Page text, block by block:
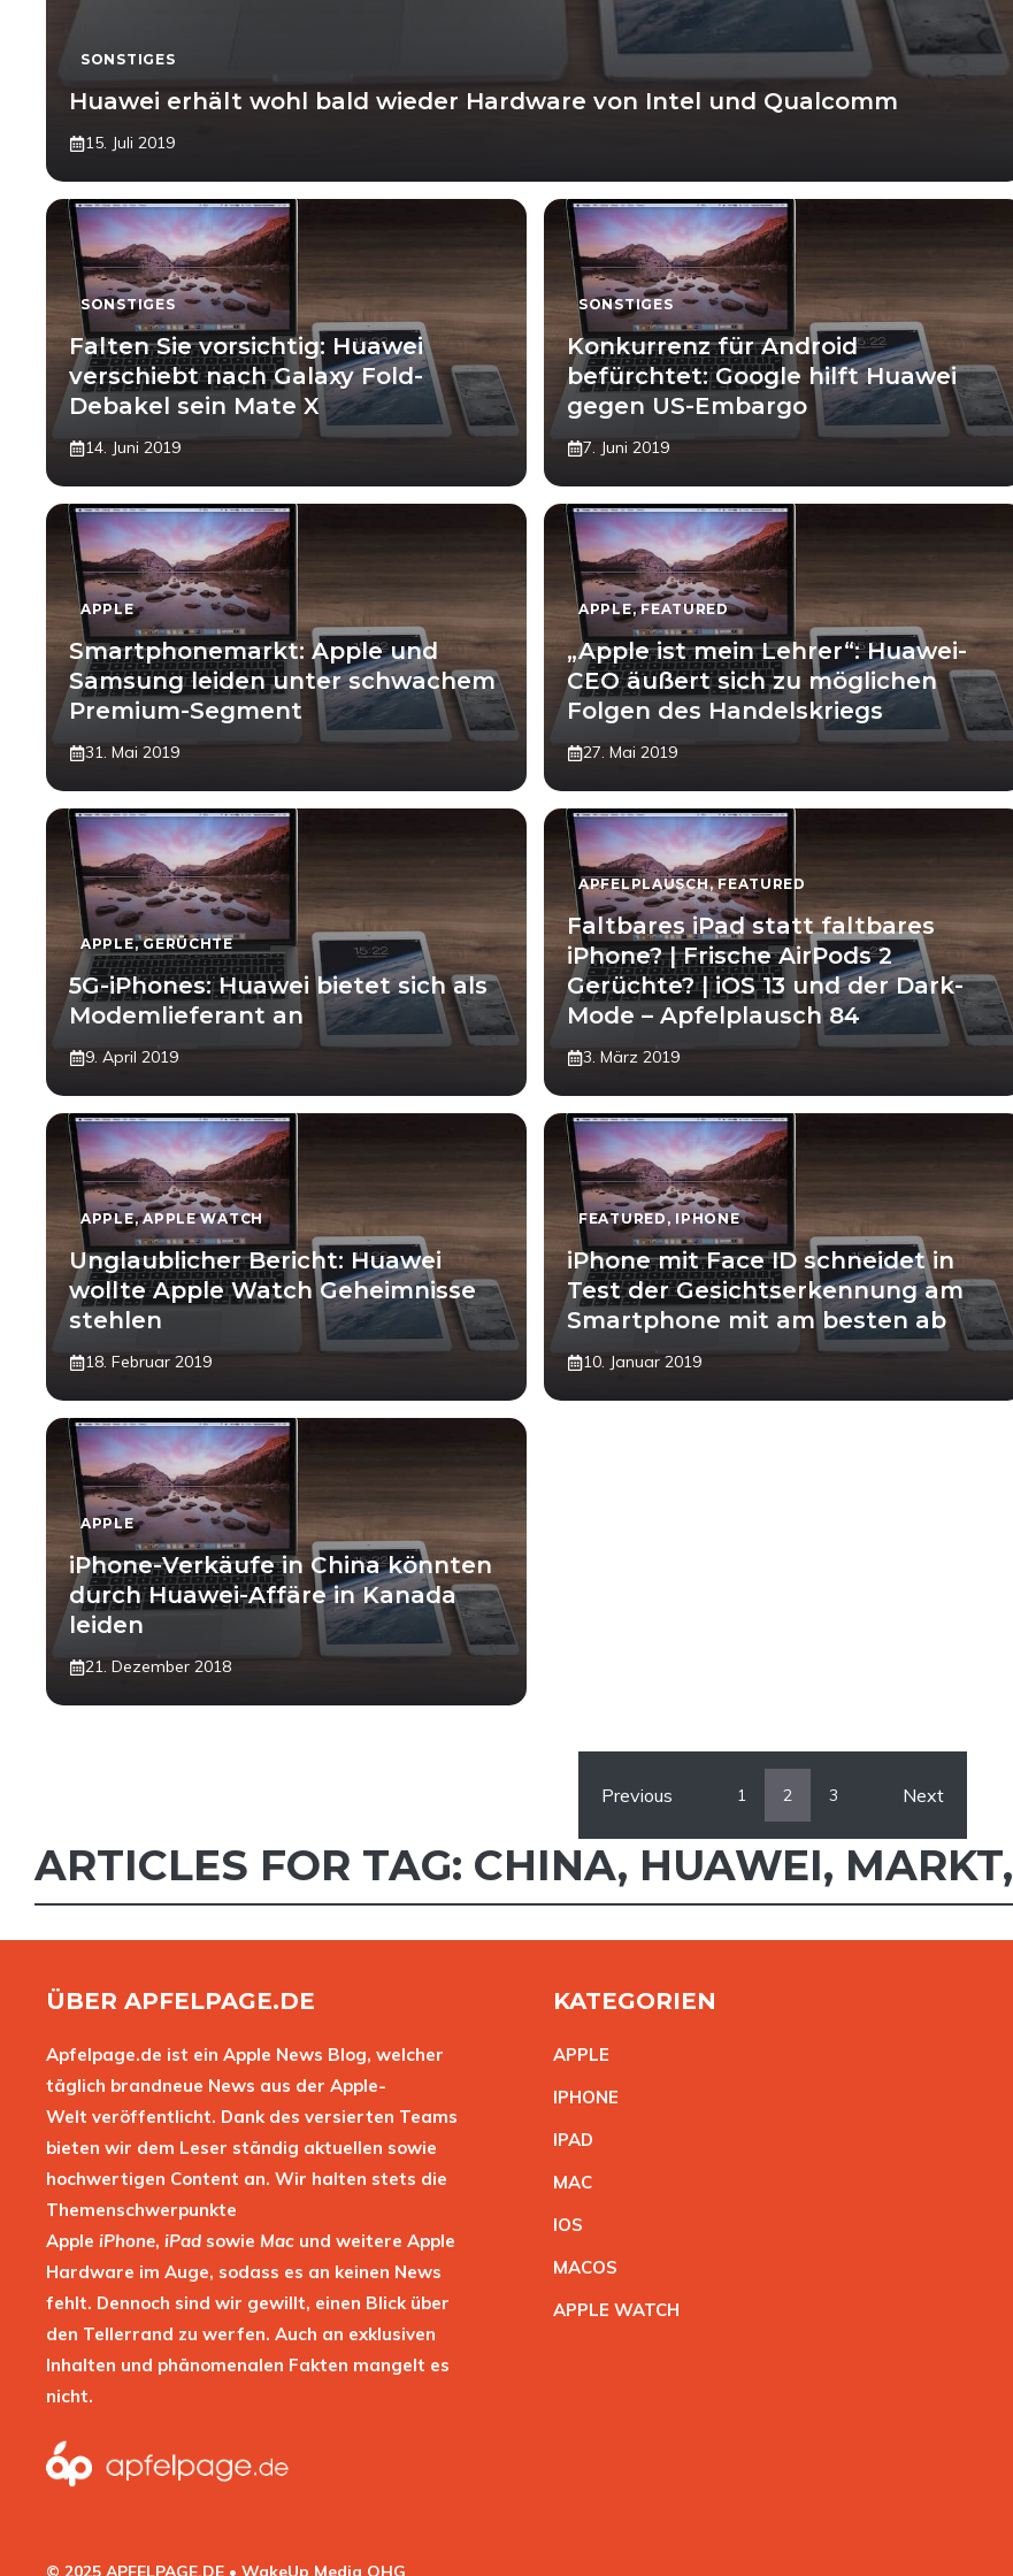
SONSTIGES
Huawei erhält wohl bald wieder Hardware von Intel und Qualcomm
15. Juli 2019
SONSTIGES
Falten Sie vorsichtig: Huawei
verschiebt nach Galaxy Fold-
Debakel sein Mate X
14. Juni 2019
SONSTIGES
Konkurrenz für Android
befürchtet: Google hilft Huawei
gegen US-Embargo
7. Juni 2019
APPLE
Smartphonemarkt: Apple und
Samsung leiden unter schwachem
Premium-Segment
31. Mai 2019
APPLE,FEATURED
„Apple ist mein Lehrer“: Huawei-
CEO äußert sich zu möglichen
Folgen des Handelskriegs
27. Mai 2019
APPLE,GERÜCHTE
5G-iPhones: Huawei bietet sich als
Modemlieferant an
9. April 2019
APFELPLAUSCH,FEATURED
Faltbares iPad statt faltbares
iPhone? | Frische AirPods 2
Gerüchte? | iOS 13 und der Dark-
Mode – Apfelplausch 84
3. März 2019
APPLE,APPLE WATCH
Unglaublicher Bericht: Huawei
wollte Apple Watch Geheimnisse
stehlen
18. Februar 2019
FEATURED , IPHONE
iPhone mit Face ID schneidet in
Test der Gesichtserkennung am
Smartphone mit am besten ab
10. Januar 2019
APPLE
iPhone-Verkäufe in China könnten
durch Huawei-Affäre in Kanada
leiden
21. Dezember 2018
Previous 1 2 3 Next
ARTICLES FOR TAG: CHINA, HUAWEI, MARKT,
ÜBER APFELPAGE.DE
Apfelpage.de ist ein Apple News Blog, welcher
täglich brandneue News aus der Apple-
Welt veröffentlicht. Dank des versierten Teams
bieten wir dem Leser ständig aktuellen sowie
hochwertigen Content an. Wir halten stets die
Themenschwerpunkte
Apple iPhone, iPad sowie Mac und weitere Apple
Hardware im Auge, sodass es an keinen News
fehlt. Dennoch sind wir gewillt, einen Blick über
den Tellerrand zu werfen. Auch an exklusiven
Inhalten und phänomenalen Fakten mangelt es
nicht.
KATEGORIEN
APPLE
IPHONE
IPAD
MAC
IOS
MACOS
APPLE WATCH
© 2025 APFELPAGE.DE • WakeUp Media OHG